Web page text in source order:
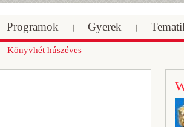
Programok Gyerek
Könyvhét húszéves